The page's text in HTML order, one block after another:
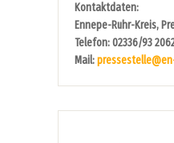
Kontaktdaten:
Ennepe-Ruhr-Kreis,
Telefon: 02336/93
Mail: